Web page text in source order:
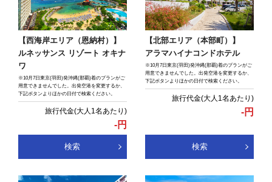
【西海岸エリア（恩納村）】
ルネッサンス リゾート オキナ
ワ
-円
※10月7日東京(羽田)発沖縄(那覇)着のプランがご
用意できませんでした。出発空港を変更するか、
下記ボタンよりほかの日付で検索ください。
検索
【北部エリア（本部町）】
アラマハイナコンドホテル
-円
※10月7日東京(羽田)発沖縄(那覇)着のプランがご
用意できませんでした。出発空港を変更するか、
下記ボタンよりほかの日付で検索ください。
検索